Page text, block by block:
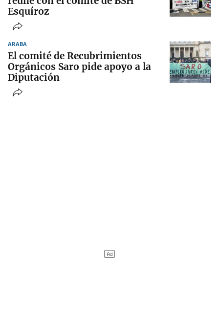
Esquíroz
ARABA
El comité de Recubrimientos
Orgánicos Saro pide apoyo a la
Diputación